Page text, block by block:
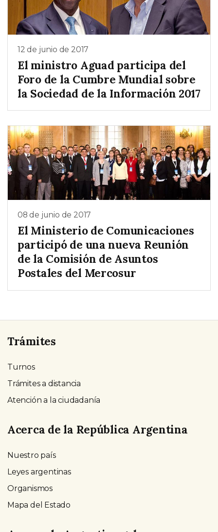
12 de junio de 2017
El ministro Aguad participa del
Foro de la Cumbre Mundial sobre
la Sociedad de la Información 2017
08 de junio de 2017
El Ministerio de Comunicaciones
participó de una nueva Reunión
de la Comisión de Asuntos
Postales del Mercosur
Trámites
Turnos
Trámites a distancia
Atención a la ciudadanía
Acerca de la República Argentina
Nuestro país
Leyes argentinas
Organismos
Mapa del Estado